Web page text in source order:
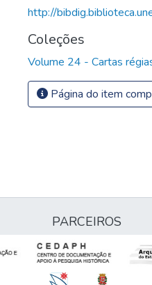
http://
Coleções
Volume 24 - Cartas
Página do item
PARCEIROS